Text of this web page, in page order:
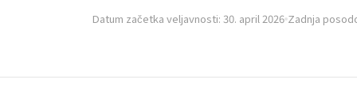
Datum začetka veljavnosti: 30. april 2026 Zadnja